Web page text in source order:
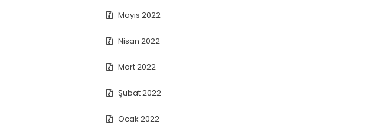
Mayıs 2022
Nisan 2022
Mart 2022
Şubat 2022
Ocak 2022